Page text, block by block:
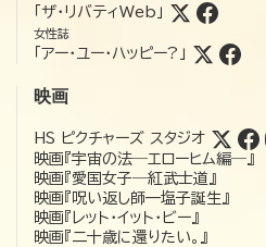
「ザ・リバティWeb」
女性誌
「アー・ユー・ハッピー?」
映画
HS ピクチャーズ スタジオ
映画『宇宙の法―エローヒム編―』
映画『愛国女子―紅武士道』
映画『呪い返し師—塩子誕生』
映画『レット・イット・ビー』
映画『二十歳に還りたい。』